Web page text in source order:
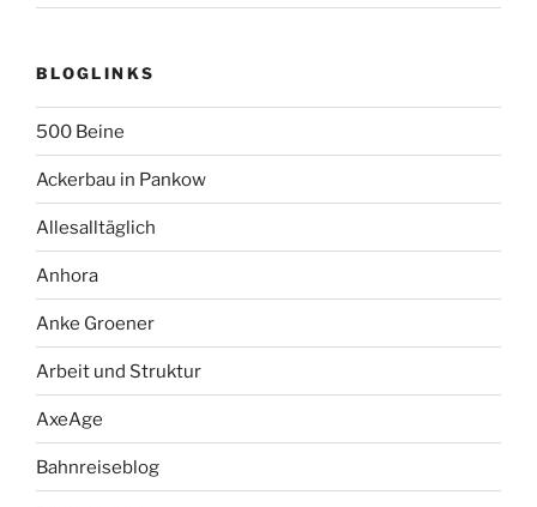
BLOGLINKS
500 Beine
Ackerbau in Pankow
Allesalltäglich
Anhora
Anke Groener
Arbeit und Struktur
AxeAge
Bahnreiseblog